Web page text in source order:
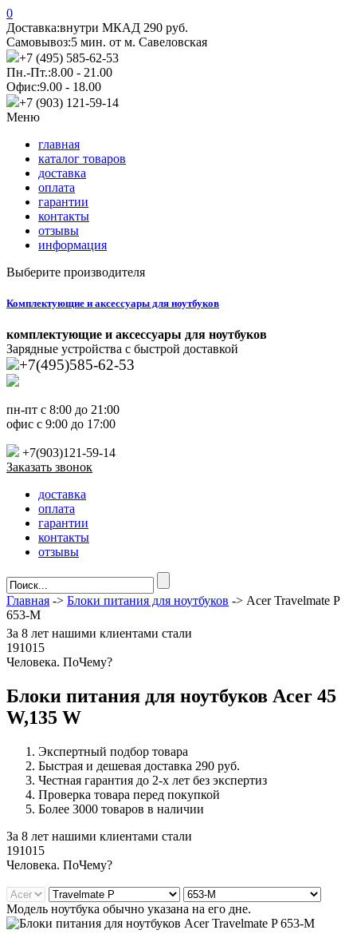
0
Доставка:внутри МКАД 290 руб.
Самовывоз:5 мин. от м. Савеловская
+7 (495) 585-62-53
Пн.-Пт.:8.00 - 21.00
Офис:9.00 - 18.00
+7 (903) 121-59-14
Меню
главная
каталог товаров
доставка
оплата
гарантии
контакты
отзывы
информация
Выберите производителя
Комплектующие и аксессуары для ноутбуков
комплектующие и аксессуары для ноутбуков
Зарядные устройства с быстрой доставкой
+7(495)585-62-53
пн-пт с 8:00 до 21:00
офис с 9:00 до 17:00
+7(903)121-59-14
Заказать звонок
доставка
оплата
гарантии
контакты
отзывы
Главная -> Блоки питания для ноутбуков -> Acer Travelmate P
653-M
За 8 лет нашими клиентами стали
191015
Человека. ПоЧему?
Блоки питания для ноутбуков Acer 45
W,135 W
Экспертный подбор товара
Быстрая и дешевая доставка 290 руб.
Честная гарантия до 2-х лет без экспертиз
Проверка товара перед покупкой
Более 3000 товаров в наличии
За 8 лет нашими клиентами стали
191015
Человека. ПоЧему?
Модель ноутбука обычно указана на его дне.